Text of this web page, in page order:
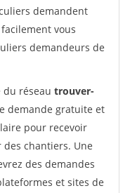
demandent
vous
demandeurs de
du réseau trouver-
demande gratuite et
pour recevoir
chantiers. Une
des demandes
et sites de